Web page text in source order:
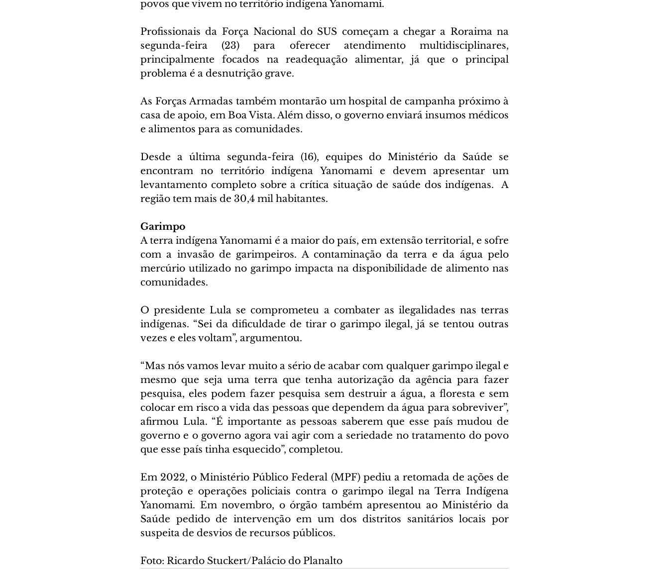
povos que vivem no território indígena Yanomami.
Profissionais da Força Nacional do SUS começam a chegar a Roraima na
segunda-feira (23) para oferecer atendimento multidisciplinares,
principalmente focados na readequação alimentar, já que o principal
problema é a desnutrição grave.
As Forças Armadas também montarão um hospital de campanha próximo à
casa de apoio, em Boa Vista. Além disso, o governo enviará insumos médicos
e alimentos para as comunidades.
Desde a última segunda-feira (16), equipes do Ministério da Saúde se
encontram no território indígena Yanomami e devem apresentar um
levantamento completo sobre a crítica situação de saúde dos indígenas.  A
região tem mais de 30,4 mil habitantes.
Garimpo
A terra indígena Yanomami é a maior do país, em extensão territorial, e sofre
com a invasão de garimpeiros. A contaminação da terra e da água pelo
mercúrio utilizado no garimpo impacta na disponibilidade de alimento nas
comunidades.
O presidente Lula se comprometeu a combater as ilegalidades nas terras
indígenas. “Sei da dificuldade de tirar o garimpo ilegal, já se tentou outras
vezes e eles voltam”, argumentou.
“Mas nós vamos levar muito a sério de acabar com qualquer garimpo ilegal e
mesmo que seja uma terra que tenha autorização da agência para fazer
pesquisa, eles podem fazer pesquisa sem destruir a água, a floresta e sem
colocar em risco a vida das pessoas que dependem da água para sobreviver”,
afirmou Lula. “É importante as pessoas saberem que esse país mudou de
governo e o governo agora vai agir com a seriedade no tratamento do povo
que esse país tinha esquecido”, completou.
Em 2022, o Ministério Público Federal (MPF) pediu a retomada de ações de
proteção e operações policiais contra o garimpo ilegal na Terra Indígena
Yanomami. Em novembro, o órgão também apresentou ao Ministério da
Saúde pedido de intervenção em um dos distritos sanitários locais por
suspeita de desvios de recursos públicos.
Foto: Ricardo Stuckert/Palácio do Planalto